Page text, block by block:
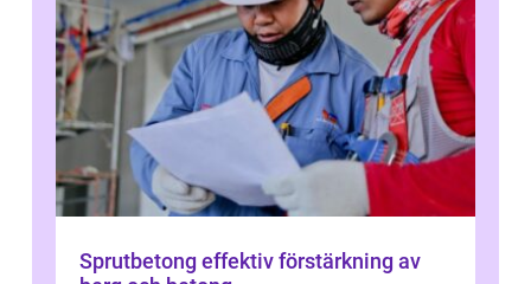
Sprutbetong effektiv förstärkning av